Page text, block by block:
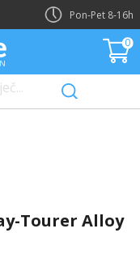
Pon-Pet 8-16h
0
Tourer Alloy